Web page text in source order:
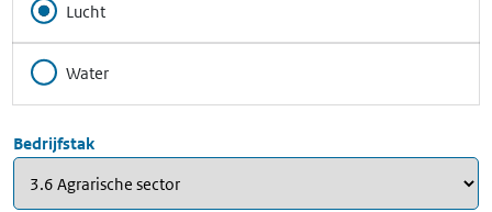
Lucht
Water
Bedrijfstak